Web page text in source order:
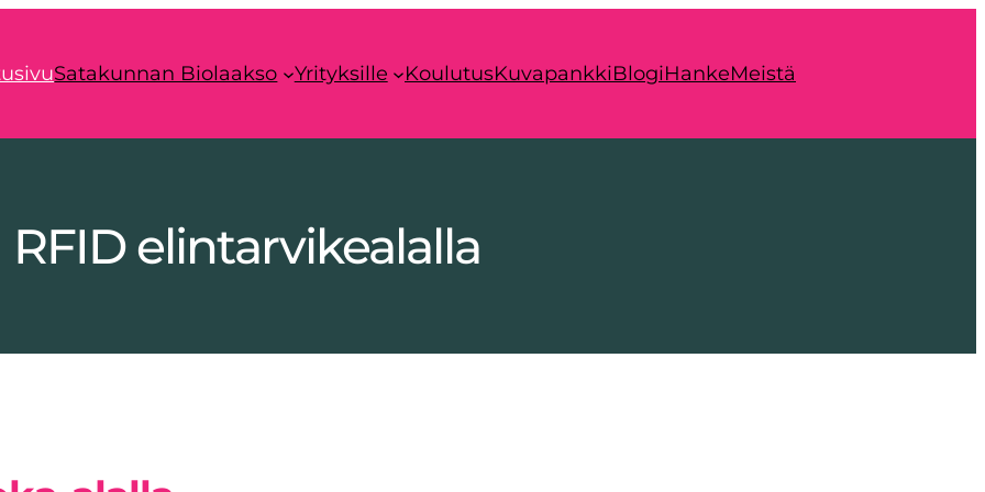
Satakunnan Biolaakso Yrityksille KoulutusKuvapankkiBlogiHankeMeistä
RFID elintarvikealalla